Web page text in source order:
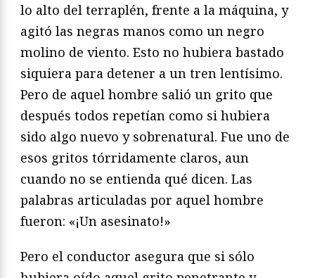
lo alto del terraplén, frente a la máquina, y
agitó las negras manos como un negro
molino de viento. Esto no hubiera bastado
siquiera para detener a un tren lentísimo.
Pero de aquel hombre salió un grito que
después todos repetían como si hubiera
sido algo nuevo y sobrenatural. Fue uno de
esos gritos tórridamente claros, aun
cuando no se entienda qué dicen. Las
palabras articuladas por aquel hombre
fueron: «¡Un asesinato!»
Pero el conductor asegura que si sólo